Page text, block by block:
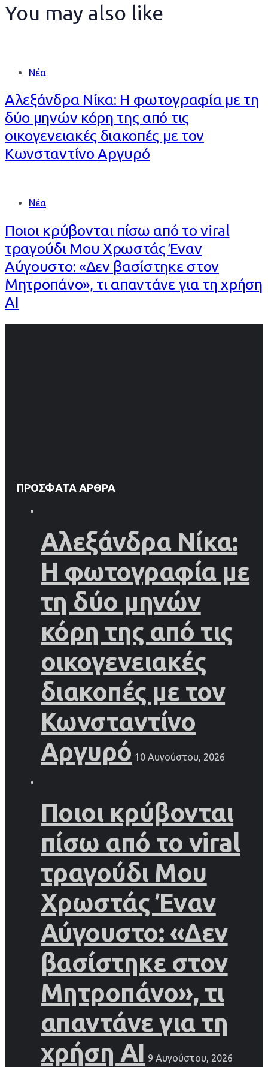
You may also like
Νέα
Αλεξάνδρα Νίκα: Η φωτογραφία με τη
δύο μηνών κόρη της από τις
οικογενειακές διακοπές με τον
Κωνσταντίνο Αργυρό
Νέα
Ποιοι κρύβονται πίσω από το viral
τραγούδι Μου Χρωστάς Έναν
Αύγουστο: «Δεν βασίστηκε στον
Μητροπάνο», τι απαντάνε για τη χρήση
AI
ΠΡΌΣΦΑΤΑ ΆΡΘΡΑ
Αλεξάνδρα Νίκα:
Η φωτογραφία με
τη δύο μηνών
κόρη της από τις
οικογενειακές
διακοπές με τον
Κωνσταντίνο
Αργυρό 10 Αυγούστου, 2026
Ποιοι κρύβονται
πίσω από το viral
τραγούδι Μου
Χρωστάς Έναν
Αύγουστο: «Δεν
βασίστηκε στον
Μητροπάνο», τι
απαντάνε για τη
χρήση AI 9 Αυγούστου, 2026